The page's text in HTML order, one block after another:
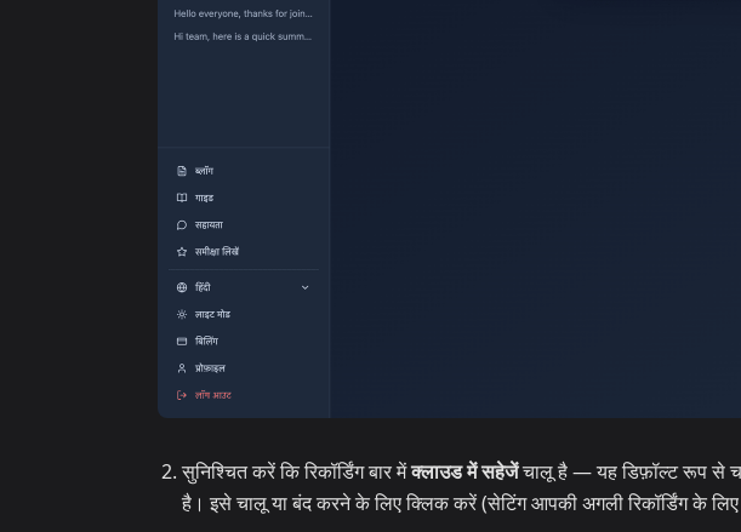
सुनिश्चित करें कि रिकॉर्डिंग बार मेंक्लाउड में सहेजेंचालू है — यह डिफ़ॉल्ट रूप से
है। इसे चालू या बंद करने के लिए क्लिक करें (सेटिंग आपकी अगली रिकॉर्डिंग के लिए